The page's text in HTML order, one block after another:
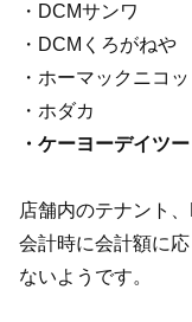
・DCMサンワ
・DCMくろがねや
・ホーマックニコッ
・ホダカ
・ケーヨーデイツー
店舗内のテナント
会計時に会計額に
ないようです。